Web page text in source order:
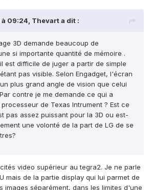
à 09:24, Thevart a dit :
3D demande beaucoup de
si importante quantité de mémoire .
est difficile de juger a partir de simple
pas visible. Selon Engadget, l'écran
plus grand angle de vision que celui
contre je me demande ce qui a
de Texas Intrument ? Est ce
pas assez puissant pour la 3D ou est-
une volonté de la part de LG de se
video supérieur au tegra2. Je ne parle
mais de la partie display qui lui parmet de
images séparément, dans les limites d'une